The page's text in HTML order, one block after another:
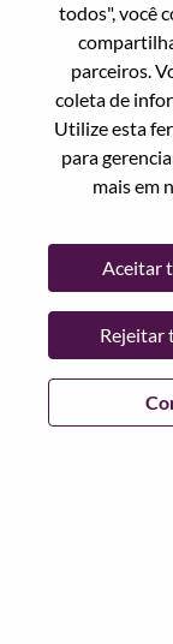
todos", você
parceiros.
coleta de
Utilize esta
para
mais em
Aceitar
Rejeitar
Vamos
redefinir sua
Redefinir senha
Email*